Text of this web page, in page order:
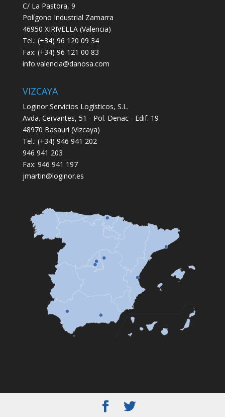
C/ La Pastora, 9
Polígono Industrial Zamarra
46950 XIRIVELLA (Valencia)
Tel.: (+34) 96 120 09 34
Fax: (+34) 96 121 00 83
info.valencia@danosa.com
VIZCAYA
Loginor Servicios Logísticos, S.L.
Avda. Cervantes, 51 - Pol. Denac - Edif. 19
48970 Basauri (Vizcaya)
Tel.: (+34) 946 941 202
946 941 203
Fax: 946 941 197
jmartin@loginor.es